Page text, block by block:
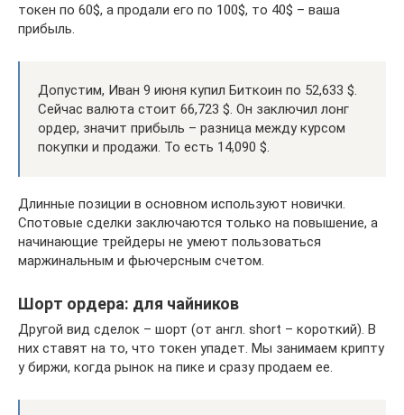
токен по 60$, а продали его по 100$, то 40$ – ваша
прибыль.
Допустим, Иван 9 июня купил Биткоин по 52,633 $.
Сейчас валюта стоит 66,723 $. Он заключил лонг
ордер, значит прибыль – разница между курсом
покупки и продажи. То есть 14,090 $.
Длинные позиции в основном используют новички.
Спотовые сделки заключаются только на повышение, а
начинающие трейдеры не умеют пользоваться
маржинальным и фьючерсным счетом.
Шорт ордера: для чайников
Другой вид сделок – шорт (от англ. short – короткий). В
них ставят на то, что токен упадет. Мы занимаем крипту
у биржи, когда рынок на пике и сразу продаем ее.